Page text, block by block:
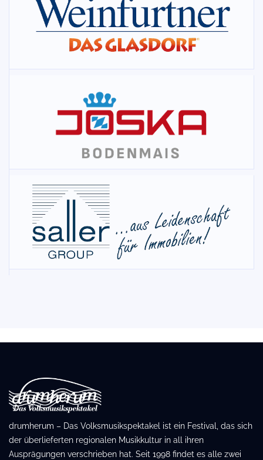
drumherum – Das Volksmusikspektakel ist ein Festival, das sich
der überlieferten regionalen Musikkultur in all ihren
Ausprägungen verschrieben hat. Seit 1998 findet es alle zwei